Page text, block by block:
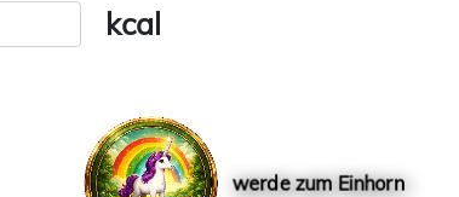
kcal
werde zum Einhorn